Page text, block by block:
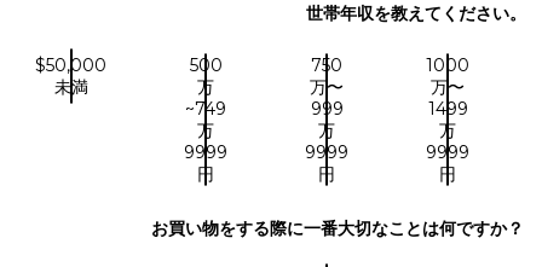
世帯年収を教えてください。
$50,000
未満
500
万
~749
万
9999
円
750
万〜
999
万
9999
円
1000
万〜
1499
万
9999
円
お買い物をする際に一番大切なことは何ですか？